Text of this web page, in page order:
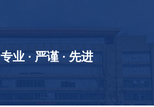
专业 · 严谨 · 先进